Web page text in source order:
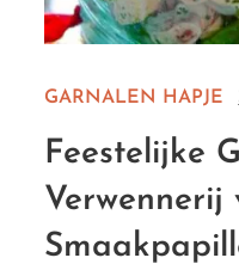
GARNALEN HAPJE
Feestelijke
Verwennerij